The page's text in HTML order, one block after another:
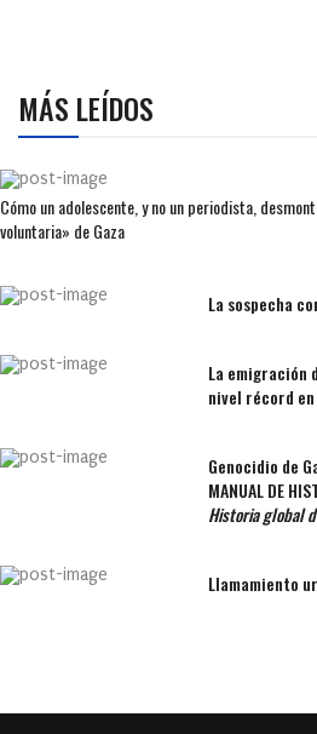
MÁS LEÍDOS
Cómo un adolescente, y no un periodista,
voluntaria» de Gaza
La sospecha
La emigración
nivel récord
Genocidio de
MANUAL DE
Historia global
Llamamiento